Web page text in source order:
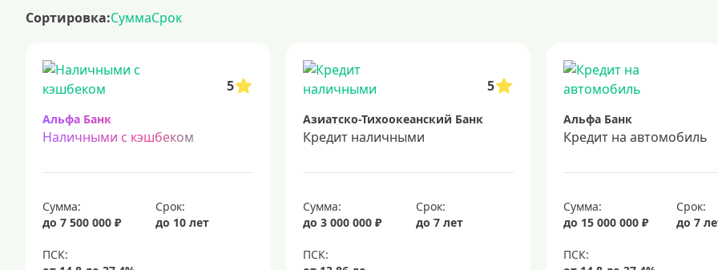
кредит на 200000 рублей
срочный кредит
Сортировка:СуммаСрок
5
Альфа Банк
Наличными с кэшбеком
Сумма:
до 7 500 000 ₽
Срок:
до 10 лет
5
Азиатско-Тихоокеанский Банк
Кредит наличными
Сумма:
до 3 000 000 ₽
Срок:
до 7 лет
Альфа Банк
Кредит на автомобиль
Сумма:
до 15 000 000 ₽
Срок:
до 7